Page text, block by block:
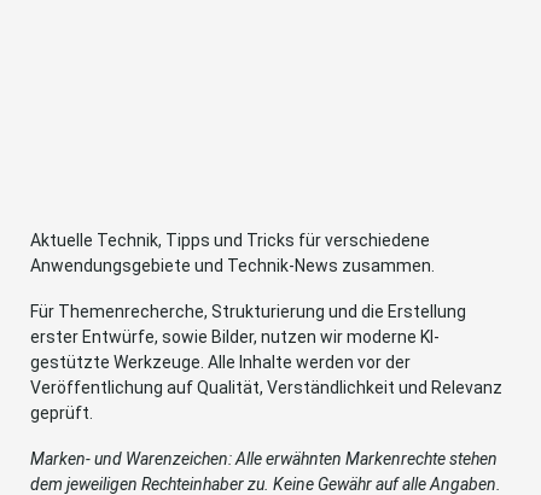
Aktuelle Technik, Tipps und Tricks für verschiedene
Anwendungsgebiete und Technik-News zusammen.
Für Themenrecherche, Strukturierung und die Erstellung
erster Entwürfe, sowie Bilder, nutzen wir moderne KI-
gestützte Werkzeuge. Alle Inhalte werden vor der
Veröffentlichung auf Qualität, Verständlichkeit und Relevanz
geprüft.
Marken- und Warenzeichen: Alle erwähnten Markenrechte stehen
dem jeweiligen Rechteinhaber zu. Keine Gewähr auf alle Angaben.